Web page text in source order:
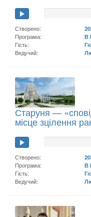
Створено:
Програма:
В
Гість:
Ведучий:
Старуня —
місце зцілення
Створено:
Програма:
В
Гість:
Ведучий: